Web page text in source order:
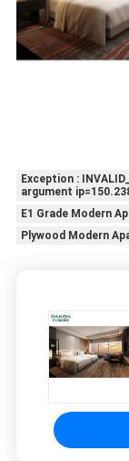
Exception :
argument
E1 Grade Modern
Plywood Modern